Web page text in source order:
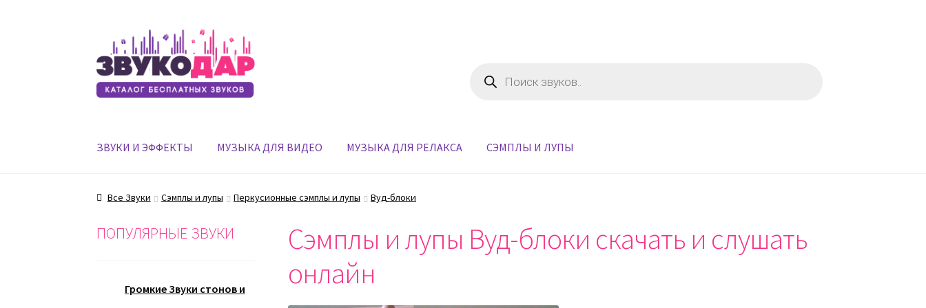
Перейти
к
навигации
Перейти
к
содержимому
товаров
ЗВУКИ И ЭФФЕКТЫ МУЗЫКА ДЛЯ ВИДЕО МУЗЫКА ДЛЯ РЕЛАКСА СЭМПЛЫ И ЛУПЫ
Все Звуки Сэмплы и лупы Перкусионные сэмплы и лупы Вуд-блоки
Сэмплы и лупы Вуд-блоки скачать и слушать
онлайн
ПОПУЛЯРНЫЕ ЗВУКИ
Громкие Звуки стонов и